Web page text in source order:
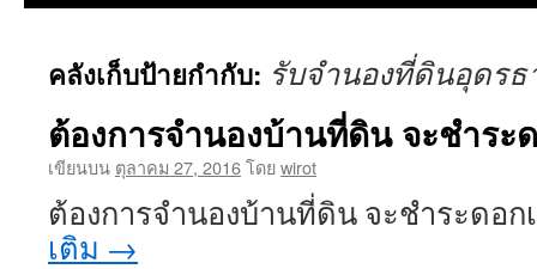
คลังเก็บป้ายกำกับ: รับจำนองที่ดินอุดรธ
ต้องการจำนองบ้านที่ดิน จะชำระ
เขียนบน ตุลาคม 27, 2016โดยwirot
ต้องการจำนองบ้านที่ดิน จะชำระดอ
เติม →